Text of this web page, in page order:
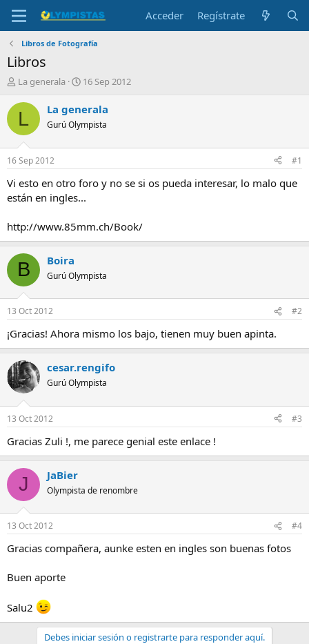
Acceder Regístrate
Libros de Fotografía
Libros
I
i
a
d
o
r
d
e
t
e
m
a
La generala
F
c
a
i
n
c
o
16 Sep 2012
L La generala
Gurú Olympista
16 Sep 2012 #1
Vi esto en otro foro y no se si os pueda interesar, lo malo que
están en ingles...
http://www.85mm.ch/Book/
B Boira
Gurú Olympista
13 Oct 2012 #2
¡Gracias! Ahora mismo los bajo, tienen muy buen apinta.
cesar.rengifo
Gurú Olympista
13 Oct 2012 #3
Gracias Zuli !, me parece genial este enlace !
J JaBier
Olympista de renombre
13 Oct 2012 #4
Gracias compañera, aunke esten en ingles son buenas fotos
Buen aporte
Salu2
Debes iniciar sesión o registrarte para responder aquí.